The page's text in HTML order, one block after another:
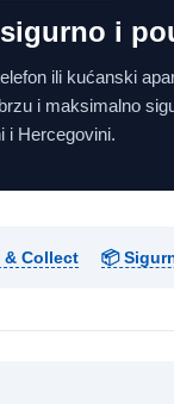
i
ili kućanski
i maksimalno
i Hercegovini.
& Collect 📦